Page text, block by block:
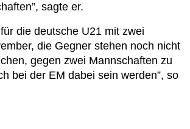
sagte er.
die deutsche U21 mit zwei
die Gegner stehen noch nicht
gegen zwei Mannschaften zu
bei der EM dabei sein werden”, so